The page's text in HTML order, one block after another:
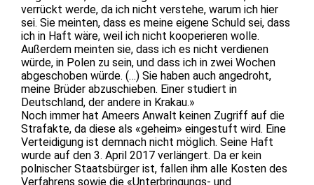
verrückt werde, da ich nicht verstehe, warum ich hier
sei. Sie meinten, dass es meine eigene Schuld sei, dass
ich in Haft wäre, weil ich nicht kooperieren wolle.
Außerdem meinten sie, dass ich es nicht verdienen
würde, in Polen zu sein, und dass ich in zwei Wochen
abgeschoben würde. (…) Sie haben auch angedroht,
meine Brüder abzuschieben. Einer studiert in
Deutschland, der andere in Krakau.»
Noch immer hat Ameers Anwalt keinen Zugriff auf die
Strafakte, da diese als «geheim» eingestuft wird. Eine
Verteidigung ist demnach nicht möglich. Seine Haft
wurde auf den 3. April 2017 verlängert. Da er kein
polnischer Staatsbürger ist, fallen ihm alle Kosten des
Verfahrens sowie die «Unterbringungs- und